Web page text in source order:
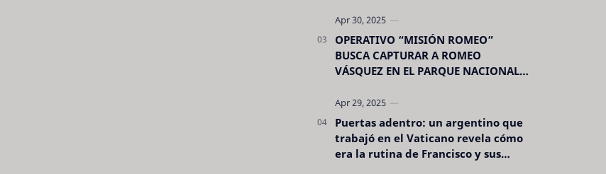
OPERATIVO “MISIÓN ROMEO”
BUSCA CAPTURAR A ROMEO
VÁSQUEZ EN EL PARQUE NACIONAL
Puertas adentro: un argentino que
trabajó en el Vaticano revela cómo
era la rutina de Francisco y sus